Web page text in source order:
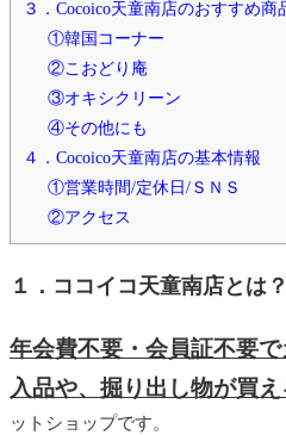
３．Cocoico天童南店のおすすめ商
①韓国コーナー
②こおどり庵
③オキシクリーン
④その他にも
４．Cocoico天童南店の基本情報
①営業時間/定休日/ＳＮＳ
②アクセス
１．ココイコ天童南店とは？
年会費不要・会員証不要
入品や、掘り出し物が買え
ットショップです。